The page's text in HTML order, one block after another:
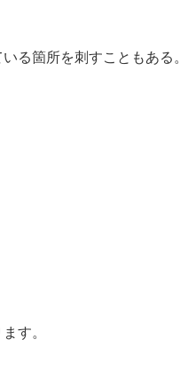
る箇所を刺すこともある。
す。